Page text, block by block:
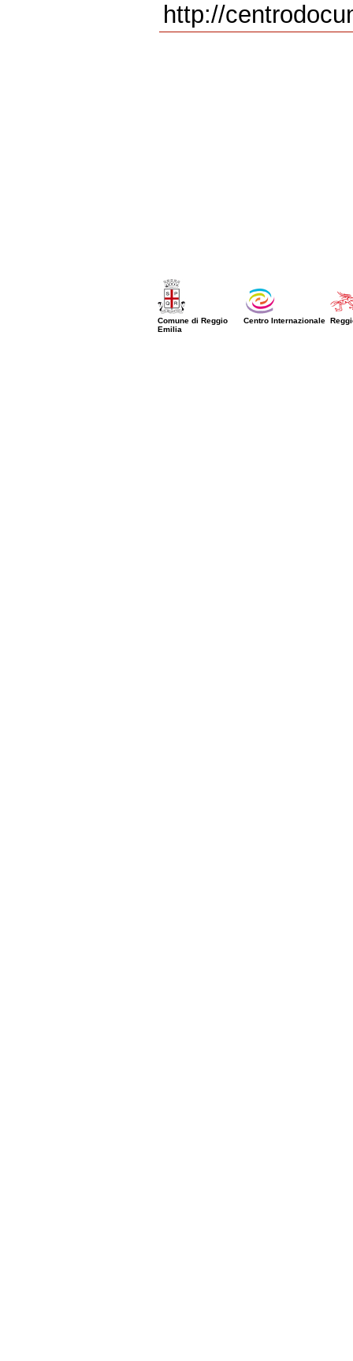
http://
Comune di Reggio
Emilia
Centro Internazionale